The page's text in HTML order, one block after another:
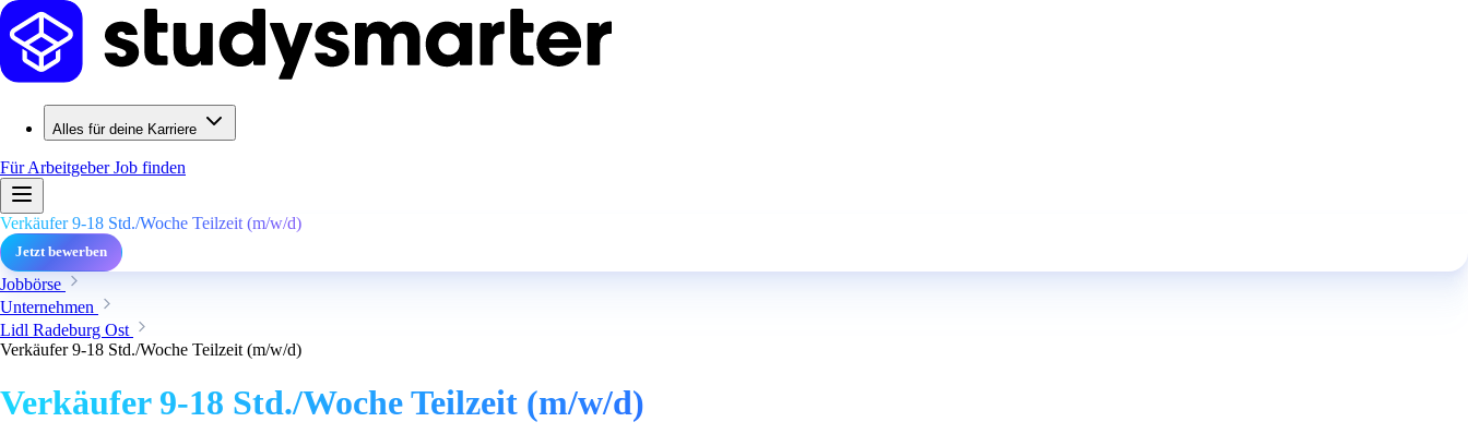
Alles für deine Karriere
Für ArbeitgeberJob finden
Verkäufer 9-18 Std./Woche Teilzeit (m/w/d)
Jetzt bewerben
Jobbörse
Unternehmen
Lidl Radeburg Ost
Verkäufer 9-18 Std./Woche Teilzeit (m/w/d)
Verkäufer 9-18 Std./Woche Teilzeit (m/w/d)